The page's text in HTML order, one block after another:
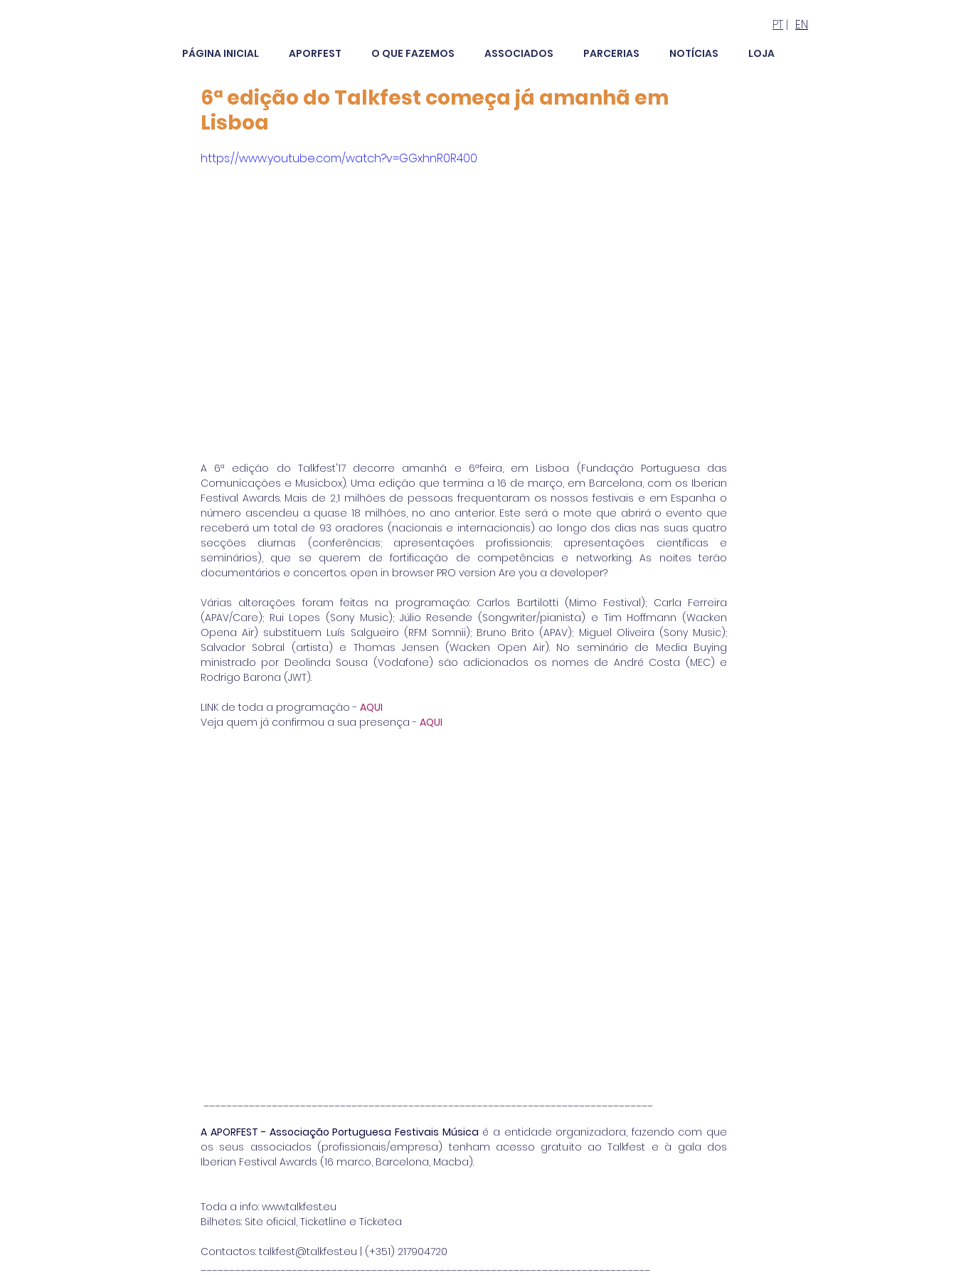
PT | EN
PÁGINA INICIAL APORFEST O QUE FAZEMOS ASSOCIADOS PARCERIAS NOTÍCIAS LOJA
6ª edição do Talkfest começa já amanhã em
Lisboa
https://www.youtube.com/watch?v=GGxhnR0R400
A 6ª edição do Talkfest'17 decorre amanhã e 6ªfeira, em Lisboa (Fundação Portuguesa das
Comunicações e Musicbox). Uma edição que termina a 16 de março, em Barcelona, com os Iberian
Festival Awards. Mais de 2,1 milhões de pessoas frequentaram os nossos festivais e em Espanha o
número ascendeu a quase 18 milhões, no ano anterior. Este será o mote que abrirá o evento que
receberá um total de 93 oradores (nacionais e internacionais) ao longo dos dias nas suas quatro
secções diurnas (conferências; apresentações profissionais; apresentações científicas e
seminários), que se querem de fortificação de competências e networking. As noites terão
documentários e concertos. open in browser PRO version Are you a developer?
Várias alterações foram feitas na programação: Carlos Bartilotti (Mimo Festival); Carla Ferreira
(APAV/Care); Rui Lopes (Sony Music); Júlio Resende (Songwriter/pianista) e Tim Hoffmann (Wacken
Opena Air) substituem Luís Salgueiro (RFM Somnii); Bruno Brito (APAV); Miguel Oliveira (Sony Music);
Salvador Sobral (artista) e Thomas Jensen (Wacken Open Air). No seminário de Media Buying
ministrado por Deolinda Sousa (Vodafone) são adicionados os nomes de André Costa (MEC) e
Rodrigo Barona (JWT).
LINK de toda a programação - AQUI
Veja quem já confirmou a sua presença - AQUI
_______________________________________________________________________________
A APORFEST - Associação Portuguesa Festivais Música é a entidade organizadora, fazendo com que
os seus associados (profissionais/empresa) tenham acesso gratuito ao Talkfest e à gala dos
Iberian Festival Awards (16 marco, Barcelona, Macba).
Toda a info: www.talkfest.eu
Bilhetes: Site oficial, Ticketline e Ticketea
Contactos: talkfest@talkfest.eu | (+351) 217904720
_______________________________________________________________________________